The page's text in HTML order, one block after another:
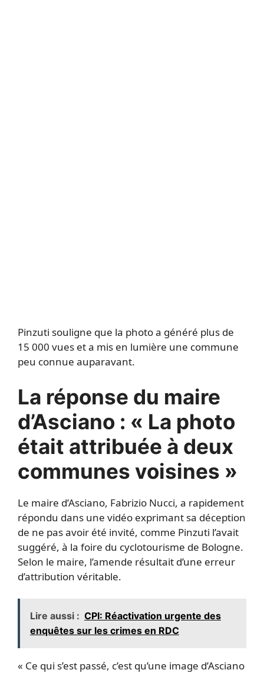
Pinzuti souligne que la photo a généré plus de
15 000 vues et a mis en lumière une commune
peu connue auparavant.
La réponse du maire
d’Asciano : « La photo
était attribuée à deux
communes voisines »
Le maire d’Asciano, Fabrizio Nucci, a rapidement
répondu dans une vidéo exprimant sa déception
de ne pas avoir été invité, comme Pinzuti l’avait
suggéré, à la foire du cyclotourisme de Bologne.
Selon le maire, l’amende résultait d’une erreur
d’attribution véritable.
Lire aussi : CPI: Réactivation urgente des
enquêtes sur les crimes en RDC
« Ce qui s’est passé, c’est qu’une image d’Asciano